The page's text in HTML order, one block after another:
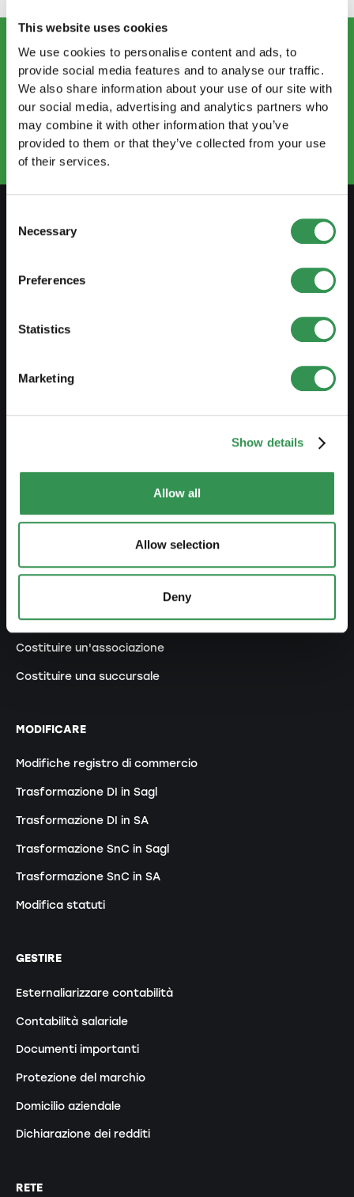
This website uses cookies
We use cookies to personalise content and ads, to
provide social media features and to analyse our traffic.
We also share information about your use of our site with
our social media, advertising and analytics partners who
may combine it with other information that you’ve
provided to them or that they’ve collected from your use
of their services.
Selection
Necessary
Preferences
Statistics
Marketing
Show details
Allow all
Allow selection
Deny
CONTATTATECI
info.ti@startups.ch
Prenotare un appuntamento
+41 91 922 81 32
PREPARARSI
Guida al lavoro indipendente
Aspetti fiscali
Corsi gratuiti
Costituire una Sagl
Costituire una Snc
Costituire un'associazione
Costituire una succursale
MODIFICARE
Modifiche registro di commercio
Trasformazione DI in Sagl
Trasformazione DI in SA
Trasformazione SnC in Sagl
Trasformazione SnC in SA
Modifica statuti
GESTIRE
Esternaliarizzare contabilità
Contabilità salariale
Documenti importanti
Protezione del marchio
Domicilio aziendale
Dichiarazione dei redditi
RETE